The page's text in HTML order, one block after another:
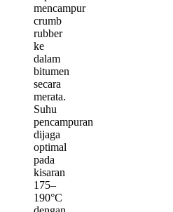
mencampur
crumb
rubber
ke
dalam
bitumen
secara
merata.
Suhu
pencampuran
dijaga
optimal
pada
kisaran
175–
190°C